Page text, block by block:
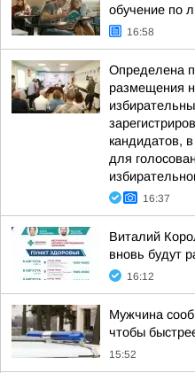
обучение по
16:58
Определена
размещения
кандидатов,
для
16:37
Виталий
вновь будут
16:12
Мужчина
чтобы
15:52